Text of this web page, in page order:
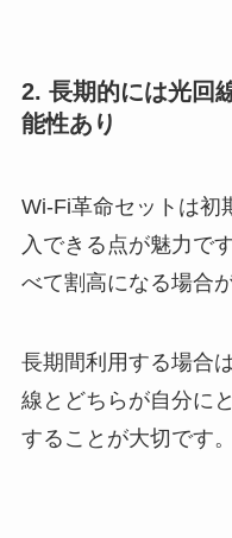
2. 長期的には光回
能性あり
Wi-Fi革命セットは初
入できる点が魅力で
べて割高になる場合
長期間利用する場合
線とどちらが自分に
することが大切です。